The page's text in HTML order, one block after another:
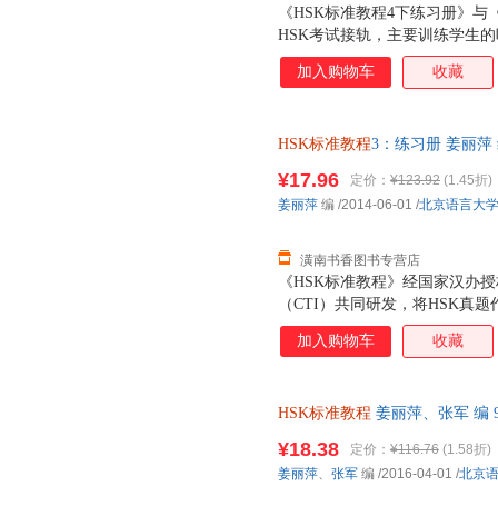
《HSK标准教程4下练习册》
HSK考试接轨，主要训练学生
练习册》共10课。每课设置听
加入购物车 收藏
HSK标准教程3：练习册 姜丽萍
《HSK标准教程》经国家汉办
（CTI）共同研发，将HSK真
悉的话题、科学严谨的课程设
的全方位对接，是一套充分体
9册。每册分课本、练习册、教
时，本书附录部分还提供一套
试说明。通过使用本书，不但
¥17.96 定价： ¥123.92 (1.45折)
潢南书香图书专营店
姜丽萍 编 /2014-06-01 /北京语言大
加入购物车 收藏
HSK标准教程 姜丽萍、张军 编
¥18.38 定价： ¥116.76 (1.58折)
姜丽萍、 张军 编 /2016-04-01 /北京